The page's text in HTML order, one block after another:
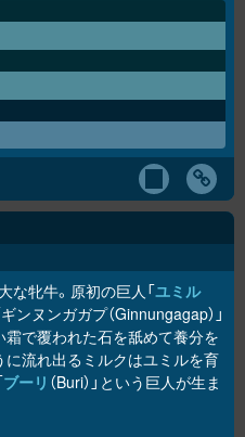
な牝牛。原初の巨人「ユミル
ンヌンガガプ（Ginnungagap）」
霜で覆われた石を舐めて養分を
に流れ出るミルクはユミルを育
ブーリ （Buri）」という巨人が生ま